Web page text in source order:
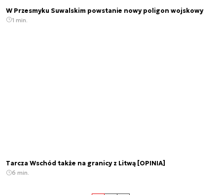
W Przesmyku Suwalskim powstanie nowy poligon wojskowy
1 min.
Tarcza Wschód także na granicy z Litwą [OPINIA]
6 min.